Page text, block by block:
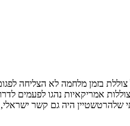
בזמן מלחמה לא הצליחה
אמריקאיות נהגו לפעמים
שלהרטשטיין היה גם קשר ישראלי,